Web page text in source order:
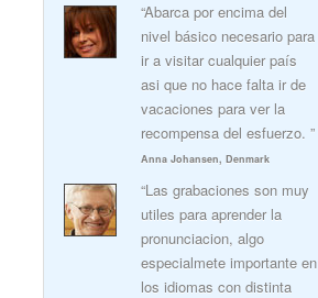
“Abarca por encima del
nivel básico necesario para
ir a visitar cualquier país
asi que no hace falta ir de
vacaciones para ver la
recompensa del esfuerzo. ”
Anna Johansen, Denmark
“Las grabaciones son muy
utiles para aprender la
pronunciacion, algo
especialmete importante en
los idiomas con distinta